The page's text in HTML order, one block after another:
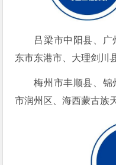
吕梁市中阳县、
东市东港市、大理剑川
梅州市丰顺县、锦
市润州区、海西蒙古族